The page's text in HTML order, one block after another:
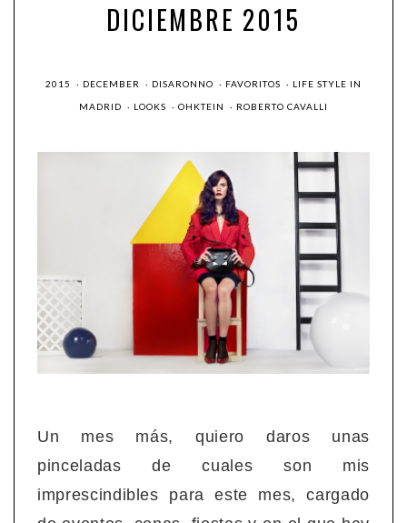
DICIEMBRE 2015
2015 · DECEMBER · DISARONNO · FAVORITOS · LIFE STYLE IN
MADRID · LOOKS · OHKTEIN · ROBERTO CAVALLI
Un mes más, quiero daros unas
pinceladas de cuales son mis
imprescindibles para este mes, cargado